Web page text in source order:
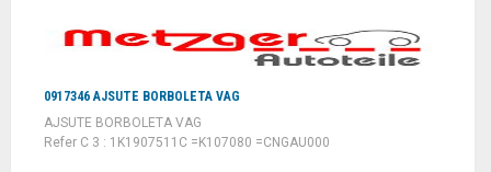
0917346 AJSUTE BORBOLETA VAG
AJSUTE BORBOLETA VAG
Refer C 3 : 1K1907511C =K107080 =CNGAU000